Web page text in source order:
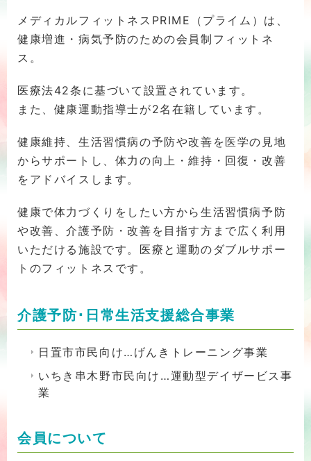
メディカルフィットネスPRIME（プライム）は、
健康増進・病気予防のための会員制フィットネ
ス。
医療法42条に基づいて設置されています。
また、健康運動指導士が2名在籍しています。
健康維持、生活習慣病の予防や改善を医学の見地
からサポートし、体力の向上・維持・回復・改善
をアドバイスします。
健康で体力づくりをしたい方から生活習慣病予防
や改善、介護予防・改善を目指す方まで広く利用
いただける施設です。医療と運動のダブルサポー
トのフィットネスです。
介護予防･日常生活支援総合事業
日置市市民向け…げんきトレーニング事業
いちき串木野市民向け…運動型デイザービス事
業
会員について